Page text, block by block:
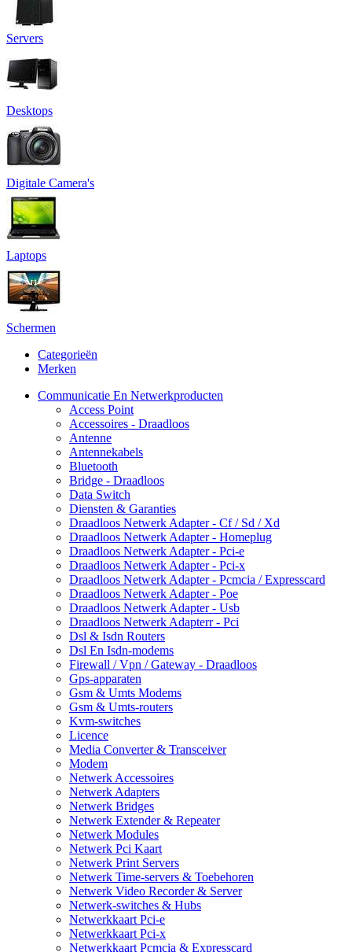
Servers
Desktops
Digitale Camera's
Laptops
Schermen
Categorieën
Merken
Communicatie En Netwerkproducten
Access Point
Accessoires - Draadloos
Antenne
Antennekabels
Bluetooth
Bridge - Draadloos
Data Switch
Diensten & Garanties
Draadloos Netwerk Adapter - Cf / Sd / Xd
Draadloos Netwerk Adapter - Homeplug
Draadloos Netwerk Adapter - Pci-e
Draadloos Netwerk Adapter - Pci-x
Draadloos Netwerk Adapter - Pcmcia / Expresscard
Draadloos Netwerk Adapter - Poe
Draadloos Netwerk Adapter - Usb
Draadloos Netwerk Adapterr - Pci
Dsl & Isdn Routers
Dsl En Isdn-modems
Firewall / Vpn / Gateway - Draadloos
Gps-apparaten
Gsm & Umts Modems
Gsm & Umts-routers
Kvm-switches
Licence
Media Converter & Transceiver
Modem
Netwerk Accessoires
Netwerk Adapters
Netwerk Bridges
Netwerk Extender & Repeater
Netwerk Modules
Netwerk Pci Kaart
Netwerk Print Servers
Netwerk Time-servers & Toebehoren
Netwerk Video Recorder & Server
Netwerk-switches & Hubs
Netwerkkaart Pci-e
Netwerkkaart Pci-x
Netwerkkaart Pcmcia & Expresscard